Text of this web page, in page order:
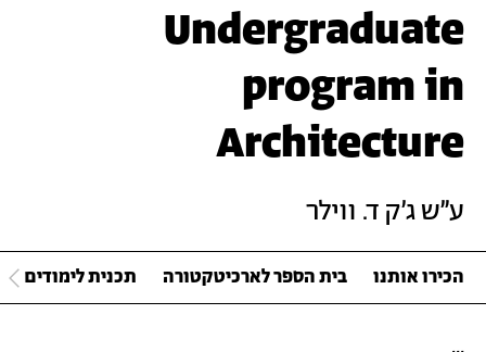
Undergraduate
program in
Architecture
ע"ש ג'ק ד. ווילר
הכירו אותנו בית הספר לארכיטקטורה תכנית לימודים